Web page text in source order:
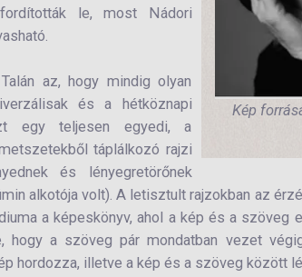
Kép
le, most Nádori
az, hogy mindig olyan
és a hétköznapi
egy teljesen egyedi, a
táplálkozó rajzi
és lényegretörőnek
alkotója volt). A letisztult rajzokban az
a képeskönyv, ahol a kép és a szöveg
hogy a szöveg pár mondatban vezet
hordozza, illetve a kép és a szöveg között